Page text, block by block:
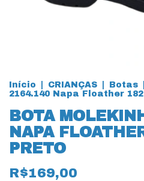
Início CRIANÇAS Botas
2164.140 Napa Floather
BOTA
NAPA
PRETO
R$169,00